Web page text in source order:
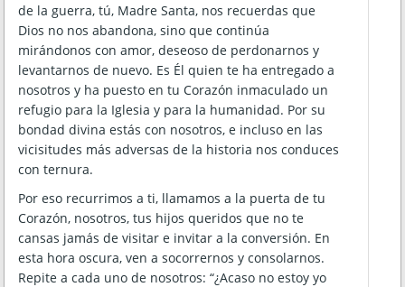
de la guerra, tú, Madre Santa, nos recuerdas que
Dios no nos abandona, sino que continúa
mirándonos con amor, deseoso de perdonarnos y
levantarnos de nuevo. Es Él quien te ha entregado a
nosotros y ha puesto en tu Corazón inmaculado un
refugio para la Iglesia y para la humanidad. Por su
bondad divina estás con nosotros, e incluso en las
vicisitudes más adversas de la historia nos conduces
con ternura.
Por eso recurrimos a ti, llamamos a la puerta de tu
Corazón, nosotros, tus hijos queridos que no te
cansas jamás de visitar e invitar a la conversión. En
esta hora oscura, ven a socorrernos y consolarnos.
Repite a cada uno de nosotros: “¿Acaso no estoy yo